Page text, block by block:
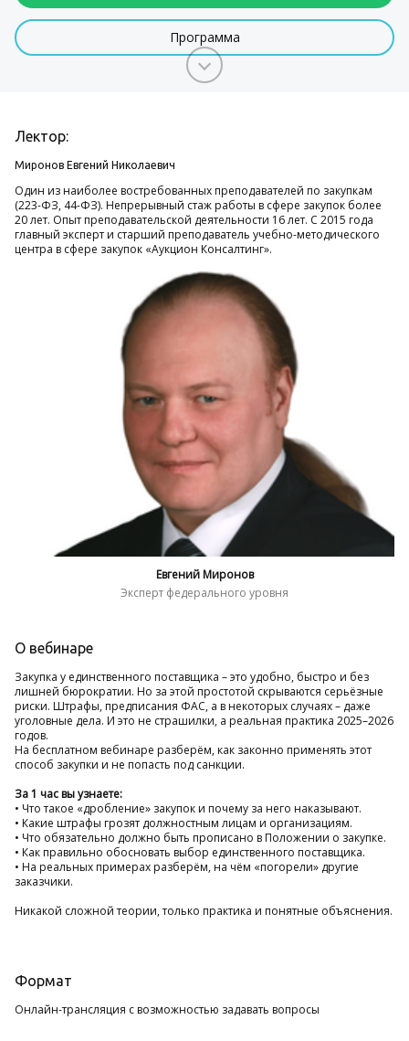
Программа
Лектор:
Миронов Евгений Николаевич
Один из наиболее востребованных преподавателей по закупкам
(223-ФЗ, 44-ФЗ). Непрерывный стаж работы в сфере закупок более
20 лет. Опыт преподавательской деятельности 16 лет. С 2015 года
главный эксперт и старший преподаватель учебно-методического
центра в сфере закупок «Аукцион Консалтинг».
Евгений Миронов
Эксперт федерального уровня
О вебинаре
Закупка у единственного поставщика – это удобно, быстро и без
лишней бюрократии. Но за этой простотой скрываются серьёзные
риски. Штрафы, предписания ФАС, а в некоторых случаях – даже
уголовные дела. И это не страшилки, а реальная практика 2025–2026
годов.
На бесплатном вебинаре разберём, как законно применять этот
способ закупки и не попасть под санкции.
За 1 час вы узнаете:
• Что такое «дробление» закупок и почему за него наказывают.
• Какие штрафы грозят должностным лицам и организациям.
• Что обязательно должно быть прописано в Положении о закупке.
• Как правильно обосновать выбор единственного поставщика.
• На реальных примерах разберём, на чём «погорели» другие
заказчики.
Никакой сложной теории, только практика и понятные объяснения.
Формат
Онлайн-трансляция с возможностью задавать вопросы